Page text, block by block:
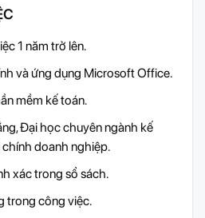
1 năm trở lên.
và ứng dụng Microsoft Office.
mềm kế toán.
Đại học chuyên ngành kế
chính doanh nghiệp.
xác trong sổ sách.
trong công việc.